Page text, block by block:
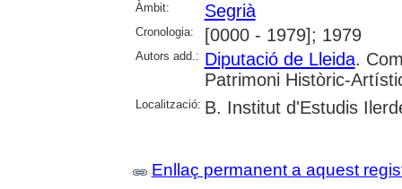
Àmbit: Segrià
Cronologia: [0000 - 1979]; 1979
Autors add.: Diputació de Lleida.
Patrimoni Històric-
Localització: B. Institut d'Estudis
Enllaç permanent a aquest